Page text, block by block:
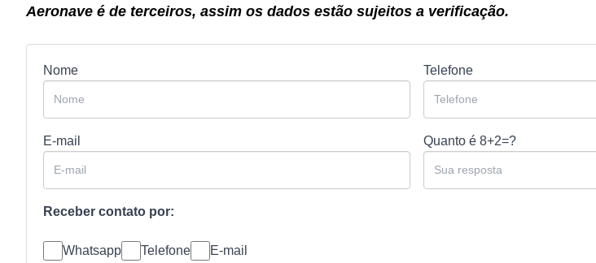
Aeronave é de terceiros, assim os dados estão sujeitos a verificação.
Nome Telefone
E-mail Quanto é 8+2=?
Receber contato por:
Whatsapp Telefone E-mail